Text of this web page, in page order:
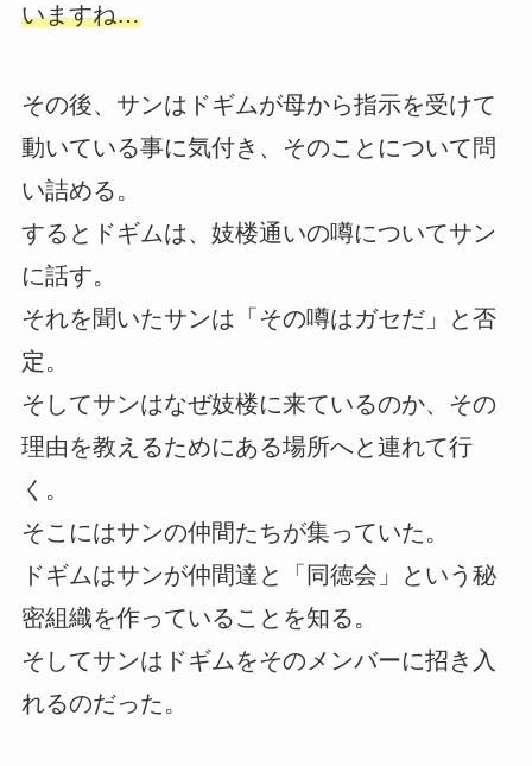
いますね…
その後、サンはドギムが母から指示を受けて
動いている事に気付き、そのことについて問
い詰める。
するとドギムは、妓楼通いの噂についてサン
に話す。
それを聞いたサンは「その噂はガセだ」と否
定。
そしてサンはなぜ妓楼に来ているのか、その
理由を教えるためにある場所へと連れて行
く。
そこにはサンの仲間たちが集っていた。
ドギムはサンが仲間達と「同徳会」という秘
密組織を作っていることを知る。
そしてサンはドギムをそのメンバーに招き入
れるのだった。